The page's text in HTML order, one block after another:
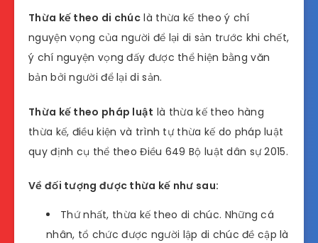
Thừa kế theo di chúc là thừa kế theo ý chí
nguyện vọng của người để lại di sản trước khi chết,
ý chí nguyện vọng đấy được thể hiện bằng văn
bản bởi người để lại di sản.
Thừa kế theo pháp luật là thừa kế theo hàng
thừa kế, điều kiện và trình tự thừa kế do pháp luật
quy định cụ thể theo Điều 649 Bộ luật dân sự 2015.
Về đối tượng được thừa kế như sau:
Thứ nhất, thừa kế theo di chúc. Những cá
nhân, tổ chức được người lập di chúc đề cập là